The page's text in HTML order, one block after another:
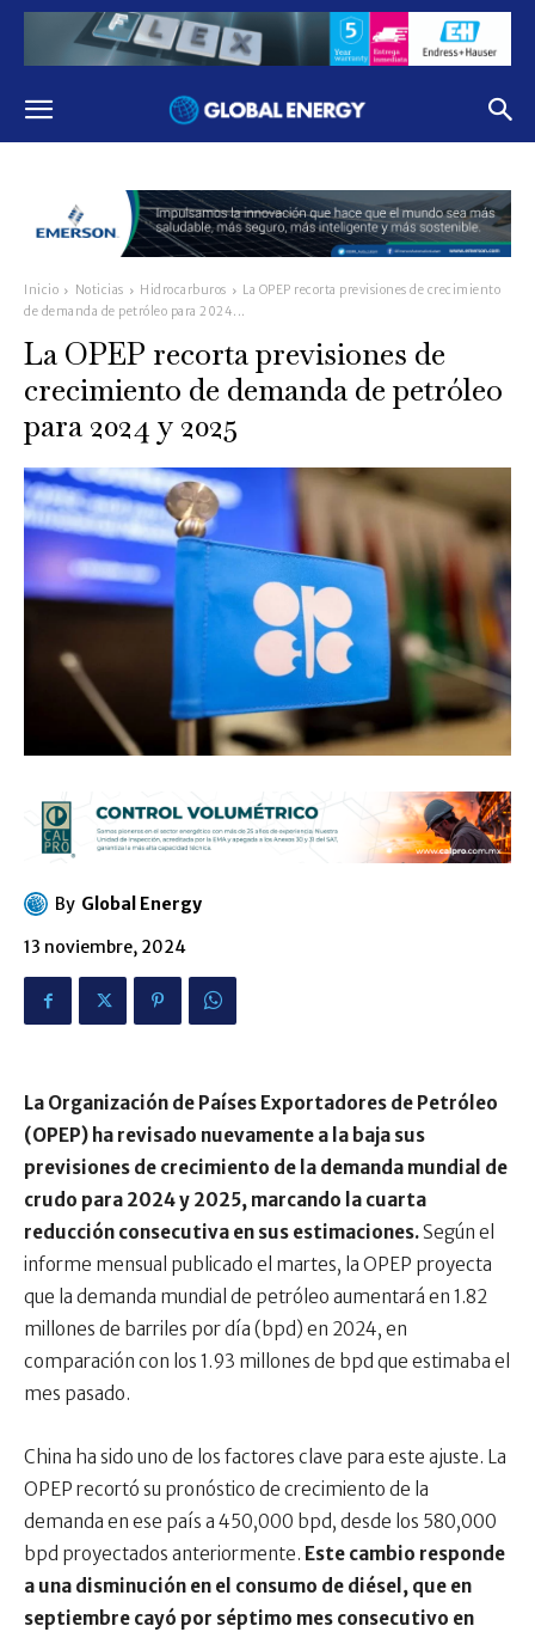
Inicio Noticias Hidrocarburos
La OPEP recorta previsiones de crecimiento
de demanda de petróleo para 2024...
La OPEP recorta previsiones de
crecimiento de demanda de petróleo
para 2024 y 2025
By Global Energy
13 noviembre, 2024
La Organización de Países Exportadores de Petróleo
(OPEP) ha revisado nuevamente a la baja sus
previsiones de crecimiento de la demanda mundial de
crudo para 2024 y 2025, marcando la cuarta
reducción consecutiva en sus estimaciones.Según el
informe mensual publicado el martes, la OPEP proyecta
que la demanda mundial de petróleo aumentará en 1.82
millones de barriles por día (bpd) en 2024, en
comparación con los 1.93 millones de bpd que estimaba el
mes pasado.
China ha sido uno de los factores clave para este ajuste. La
OPEP recortó su pronóstico de crecimiento de la
demanda en ese país a 450,000 bpd, desde los 580,000
bpd proyectados anteriormente. Este cambio responde
a una disminución en el consumo de diésel, que en
septiembre cayó por séptimo mes consecutivo en